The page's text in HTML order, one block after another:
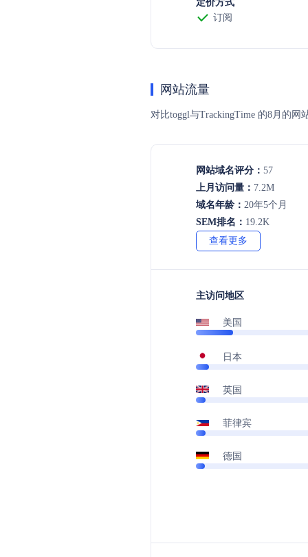
定价方式
订阅
网站流量
对比toggl与TrackingTime 的8月的
网站域名评分： 57
上月访问量： 7.2M
域名年龄： 20年5个月
SEM排名： 19.2K
查看更多
主访问地区
美国
日本
英国
菲律宾
德国